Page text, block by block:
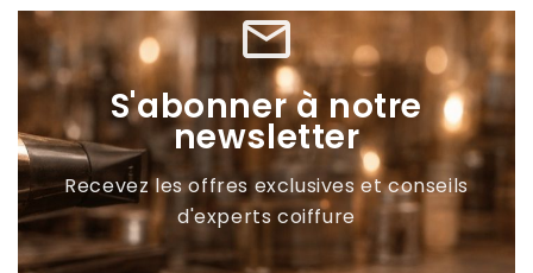
mail_outline
S'abonner à notre
newsletter
Recevez les offres exclusives et conseils
d'experts coiffure